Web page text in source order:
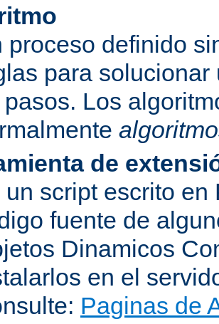
proceso definido
para
pasos. Los
de
un script escrito
fuente de
Dinamicos
en el
Paginas de